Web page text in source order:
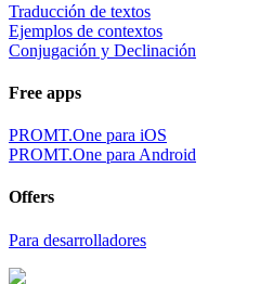
Traducción de textos
Ejemplos de contextos
Conjugación y Declinación
Free apps
PROMT.One para iOS
PROMT.One para Android
Offers
Para desarrolladores